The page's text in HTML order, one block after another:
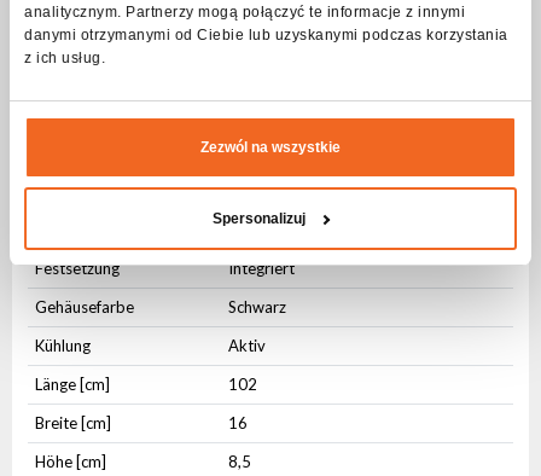
analitycznym. Partnerzy mogą połączyć te informacje z innymi
danymi otrzymanymi od Ciebie lub uzyskanymi podczas korzystania
z ich usług.
Zezwól na wszystkie
Spersonalizuj
AC OUT
PowerCON
DMX IN
DMX OUT
3-pin XLR
Physikalische Parameter
IP-Schutzstufe
IP20
ABS
Festsetzung
Integriert
Gehäusefarbe
Schwarz
Kühlung
Aktiv
Länge [cm]
102
Breite [cm]
16
Höhe [cm]
8,5